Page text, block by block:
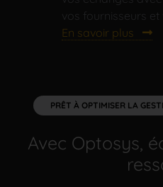
vos fournisseurs
En savoir plus
PRÊT À OPTIMISER LA
Avec Optosys,
Optosys simplifie la